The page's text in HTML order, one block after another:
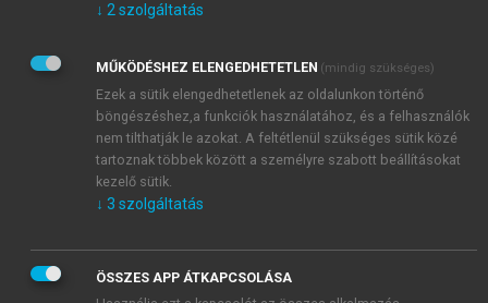
Kérek értesítést az Akadémiai Kiadó Zrt. újdonságairól,
Adatkezelési tájékoztatóbanfoglaltakat tudomásul
veszem és elfogadom.
Általános vásárlási feltételeket, valamint a szotar.netés a
mersz.huoldalak licencszerződéseiben foglaltakat
tudomásul veszem és elfogadom.
KIPRÓBÁLOM
↓ 2 szolgáltatás
MŰKÖDÉSHEZ ELENGEDHETETLEN (mindig szükséges)
Ezek a sütik elengedhetetlenek az oldalunkon történő
böngészéshez,a funkciók használatához, és a felhasználók
nem tilthatják le azokat. A feltétlenül szükséges sütik közé
tartoznak többek között a személyre szabott beállításokat
kezelő sütik.
↓ 3 szolgáltatás
ÖSSZES APP ÁTKAPCSOLÁSA